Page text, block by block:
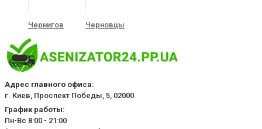
Чернигов Черновцы
Адрес главного офиса:
г. Киев, Проспект Победы, 5, 02000
График работы:
Пн-Вс 8:00 - 21:00